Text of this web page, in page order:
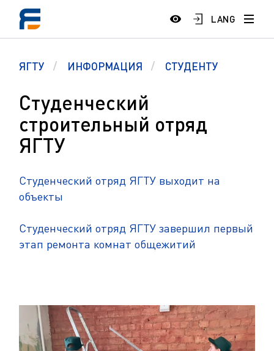
LANG
ЯГТУ ИНФОРМАЦИЯ СТУДЕНТУ
Студенческий
строительный отряд
ЯГТУ
Студенческий отряд ЯГТУ выходит на
объекты
Студенческий отряд ЯГТУ завершил первый
этап ремонта комнат общежитий